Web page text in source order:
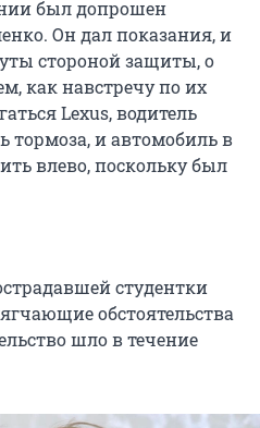
был допрошен
Он дал показания, и
стороной защиты, о
как навстречу по их
Lexus, водитель
тормоза, и автомобиль в
влево, поскольку был
студентки
обстоятельства
шло в течение